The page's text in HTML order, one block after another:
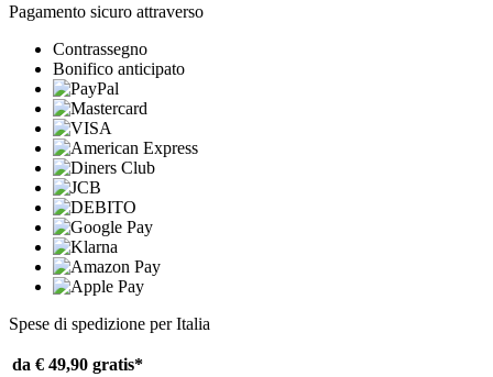
Pagamento sicuro attraverso
Contrassegno
Bonifico anticipato
Spese di spedizione per Italia
da € 49,90 gratis*